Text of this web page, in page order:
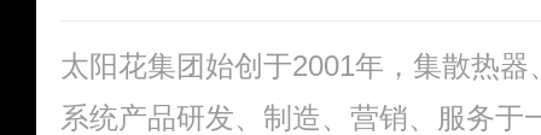
太阳花集团始创于2001年，集散热
系统产品研发、制造、营销、服务于